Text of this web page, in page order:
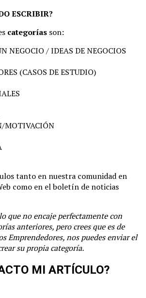
ESCRIBIR?
categorías son:
NEGOCIO / IDEAS DE NEGOCIOS
(CASOS DE ESTUDIO)
MOTIVACIÓN
tanto en nuestra comunidad en
como en el boletín de noticias
que no encaje perfectamente con
anteriores, pero crees que es de
Emprendedores, nos puedes enviar el
su propia categoría.
MI ARTÍCULO?